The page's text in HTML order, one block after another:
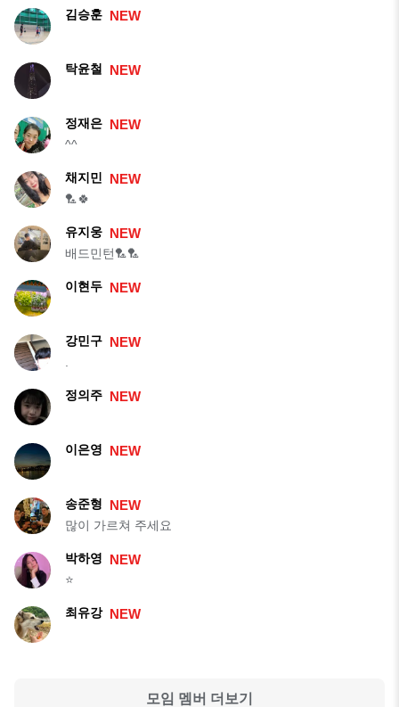
김승훈 NEW
탁윤철 NEW
정재은 NEW
^^
채지민 NEW
🏸🍀
유지웅 NEW
배드민턴🏸🏸
이현두 NEW
강민구 NEW
.
정의주 NEW
이은영 NEW
송준형 NEW
많이 가르쳐 주세요
박하영 NEW
⭐️
최유강 NEW
모임 멤버 더보기